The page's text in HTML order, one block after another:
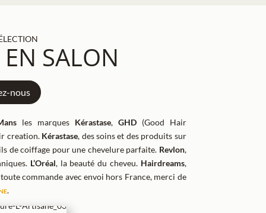
SALON
nous
les marques Kérastase, GHD
(Good Hair
creation. Kérastase, des soins et des produits sur
de coiffage pour une chevelure parfaite. Revlon,
L’Oréal, la beauté du cheveu. Hairdreams,
commande avec envoi hors France, merci de
.